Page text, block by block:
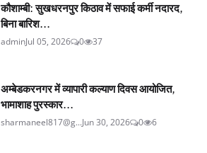
कौशाम्बी: सुखधरनपुर किठाव में सफाई कर्मी नदारद,
बिना बारिश...
adminJul 05, 2026 0 37
अम्बेडकरनगर में व्यापारी कल्याण दिवस आयोजित,
भामाशाह पुरस्कार...
sharmaneel817@g...Jun 30, 2026 0 6